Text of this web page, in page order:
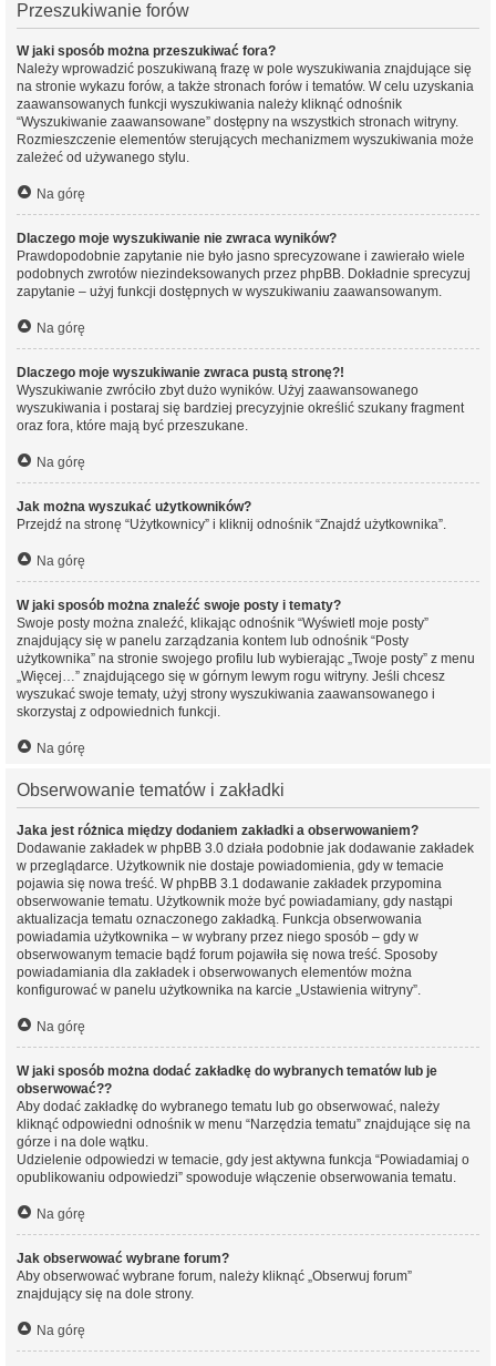
Przeszukiwanie forów
W jaki sposób można przeszukiwać fora?
Należy wprowadzić poszukiwaną frazę w pole wyszukiwania znajdujące się
na stronie wykazu forów, a także stronach forów i tematów. W celu uzyskania
zaawansowanych funkcji wyszukiwania należy kliknąć odnośnik
“Wyszukiwanie zaawansowane” dostępny na wszystkich stronach witryny.
Rozmieszczenie elementów sterujących mechanizmem wyszukiwania może
zależeć od używanego stylu.
Na górę
Dlaczego moje wyszukiwanie nie zwraca wyników?
Prawdopodobnie zapytanie nie było jasno sprecyzowane i zawierało wiele
podobnych zwrotów niezindeksowanych przez phpBB. Dokładnie sprecyzuj
zapytanie – użyj funkcji dostępnych w wyszukiwaniu zaawansowanym.
Na górę
Dlaczego moje wyszukiwanie zwraca pustą stronę?!
Wyszukiwanie zwróciło zbyt dużo wyników. Użyj zaawansowanego
wyszukiwania i postaraj się bardziej precyzyjnie określić szukany fragment
oraz fora, które mają być przeszukane.
Na górę
Jak można wyszukać użytkowników?
Przejdź na stronę “Użytkownicy” i kliknij odnośnik “Znajdź użytkownika”.
Na górę
W jaki sposób można znaleźć swoje posty i tematy?
Swoje posty można znaleźć, klikając odnośnik “Wyświetl moje posty”
znajdujący się w panelu zarządzania kontem lub odnośnik “Posty
użytkownika” na stronie swojego profilu lub wybierając „Twoje posty” z menu
„Więcej…” znajdującego się w górnym lewym rogu witryny. Jeśli chcesz
wyszukać swoje tematy, użyj strony wyszukiwania zaawansowanego i
skorzystaj z odpowiednich funkcji.
Na górę
Obserwowanie tematów i zakładki
Jaka jest różnica między dodaniem zakładki a obserwowaniem?
Dodawanie zakładek w phpBB 3.0 działa podobnie jak dodawanie zakładek
w przeglądarce. Użytkownik nie dostaje powiadomienia, gdy w temacie
pojawia się nowa treść. W phpBB 3.1 dodawanie zakładek przypomina
obserwowanie tematu. Użytkownik może być powiadamiany, gdy nastąpi
aktualizacja tematu oznaczonego zakładką. Funkcja obserwowania
powiadamia użytkownika – w wybrany przez niego sposób – gdy w
obserwowanym temacie bądź forum pojawiła się nowa treść. Sposoby
powiadamiania dla zakładek i obserwowanych elementów można
konfigurować w panelu użytkownika na karcie „Ustawienia witryny”.
Na górę
W jaki sposób można dodać zakładkę do wybranych tematów lub je
obserwować??
Aby dodać zakładkę do wybranego tematu lub go obserwować, należy
kliknąć odpowiedni odnośnik w menu “Narzędzia tematu” znajdujące się na
górze i na dole wątku.
Udzielenie odpowiedzi w temacie, gdy jest aktywna funkcja “Powiadamiaj o
opublikowaniu odpowiedzi” spowoduje włączenie obserwowania tematu.
Na górę
Jak obserwować wybrane forum?
Aby obserwować wybrane forum, należy kliknąć „Obserwuj forum”
znajdujący się na dole strony.
Na górę